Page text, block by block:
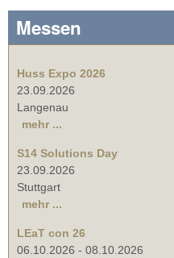
Messen
Huss Expo 2026
23.09.2026
Langenau
mehr ...
S14 Solutions Day
23.09.2026
Stuttgart
mehr ...
LEaT con 26
06.10.2026 - 08.10.2026